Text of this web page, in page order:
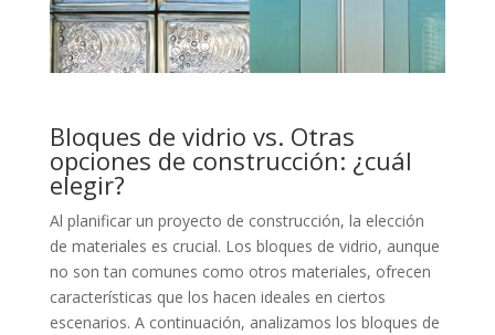
Bloques de vidrio vs. Otras
opciones de construcción: ¿cuál
elegir?
Al planificar un proyecto de construcción, la elección
de materiales es crucial. Los bloques de vidrio, aunque
no son tan comunes como otros materiales, ofrecen
características que los hacen ideales en ciertos
escenarios. A continuación, analizamos los bloques de